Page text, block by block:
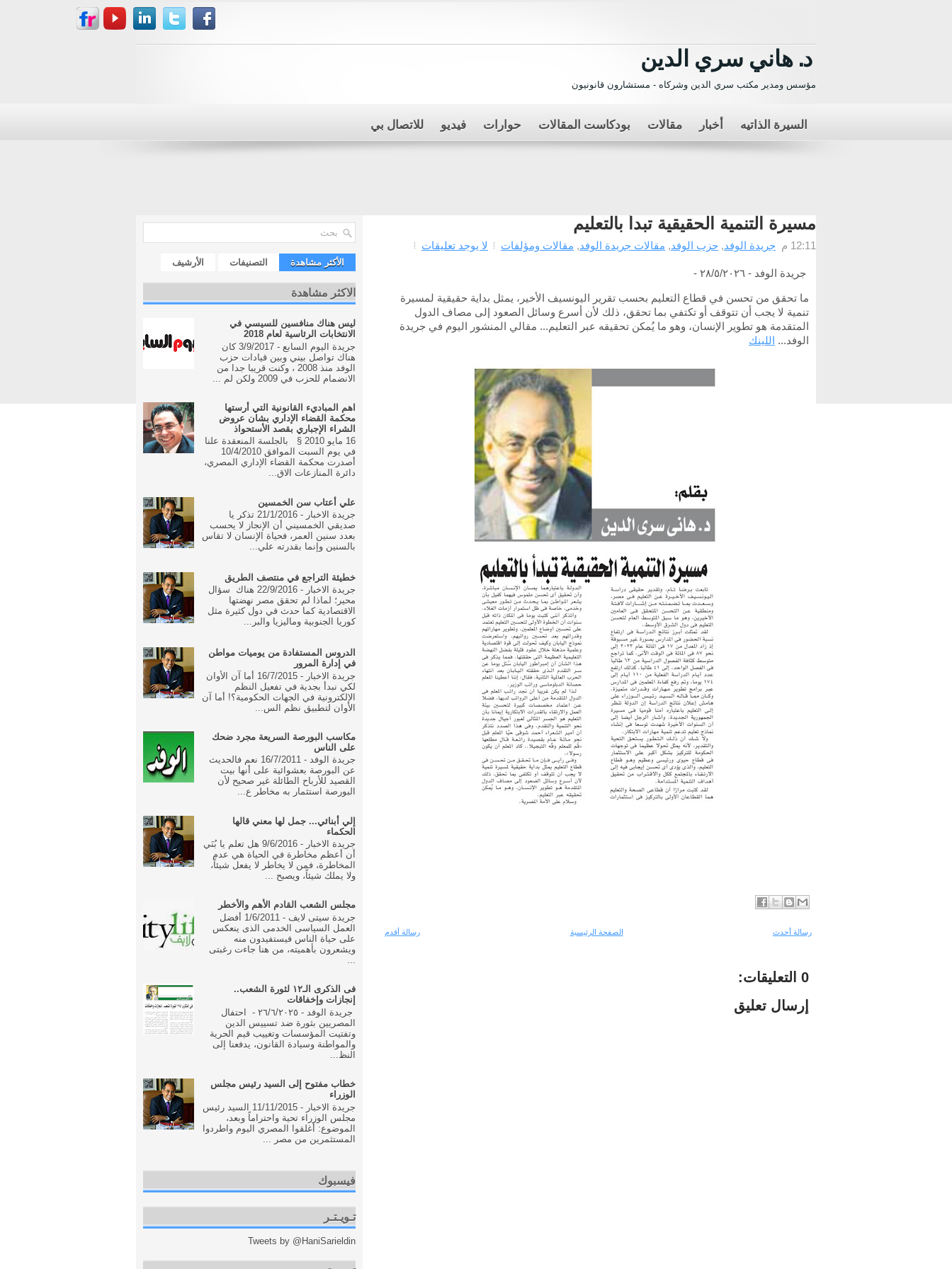
د. هاني سري الدين
مؤسس ومدير مكتب سري الدين وشركاه - مستشارون قانونيون
السيرة الذاتيه أخبار مقالات بودكاست المقالات حوارات فيديو للاتصال بي
مسيرة التنمية الحقيقية تبدأ بالتعليم
12:11 م جريدة الوفد, حزب الوفد, مقالات جريدة الوفد, مقالات ومؤلفات لا يوجد تعليقات
جريدة الوفد - ٢٨/٥/٢٠٢٦ -
ما تحقق من تحسن في قطاع التعليم بحسب تقرير اليونسيف الأخير، يمثل بداية حقيقية لمسيرة
تنمية لا يجب أن تتوقف أو تكتفي بما تحقق، ذلك لأن أسرع وسائل الصعود إلى مصاف الدول
المتقدمة هو تطوير الإنسان، وهو ما يُمكن تحقيقه عبر التعليم... مقالي المنشور اليوم في جريدة
الوفد... اللينك
رسالة أحدث رسالة أقدم الصفحة الرئيسية
0 التعليقات:
إرسال تعليق
الأكثر مشاهدة التصنيفات الأرشيف
الاكثر مشاهدة
ليس هناك منافسين للسيسي في
الانتخابات الرئاسية لعام 2018
جريدة اليوم السابع - 3/9/2017 كان
هناك تواصل بيني وبين قيادات حزب
الوفد منذ 2008 ، وكنت قريبا جدا من
الانضمام للحزب في 2009 ولكن لم ...
اهم المباديء القانونية التي أرستها
محكمة القضاء الإداري بشان عروض
الشراء الإجباري بقصد الأستحواذ
16 مايو 2010 § بالجلسة المنعقدة علنا
في يوم السبت الموافق 10/4/2010
أصدرت محكمة القضاء الإداري المصري،
دائرة المنازعات الاق...
علي أعتاب سن الخمسين
جريدة الاخبار - 21/1/2016 تذكر يا
صديقي الخمسيني أن الإنجاز لا يحسب
بعدد سنين العمر، فحياة الإنسان لا تقاس
بالسنين وإنما بقدرته علي...
خطيئة التراجع في منتصف الطريق
جريدة الاخبار - 22/9/2016 هناك سؤال
محير؛ لماذا لم تحقق مصر نهضتها
الاقتصادية كما حدث في دول كثيرة مثل
كوريا الجنوبية وماليزيا والبر...
الدروس المستفادة من يوميات مواطن
في إدارة المرور
جريدة الاخبار - 16/7/2015 أما آن الأوان
لكي نبدأ بجدية في تفعيل النظم
الإلكترونية في الجهات الحكومية؟! أما آن
الأوان لتطبيق نظم الس...
مكاسب البورصة السريعة مجرد ضحك
على الناس
جريدة الوفد - 16/7/2011 نعم فالحديث
عن البورصة بعشوائية على أنها بيت
القصيد للأرباح الطائلة غير صحيح لأن
البورصة استثمار به مخاطر ع...
إلي أبنائي... جمل لها معني قالها
الحكماء
جريدة الاخبار - 9/6/2016 هل تعلم يا بُنَي
أن أعظم مخاطرة في الحياة هي عدم
المخاطرة، فمن لا يخاطر لا يفعل شيئاً،
ولا يملك شيئاً، ويصبح ...
مجلس الشعب القادم الأهم والأخطر
جريدة سيتى لايف - 1/6/2011 أفضل
العمل السياسى الخدمى الذى ينعكس
على حياة الناس فيستفيدون منه
ويشعرون بأهميته، من هنا جاءت رغبتى
فى الذكرى الـ١٢ لثورة الشعب..
إنجازات وإخفاقات
جريدة الوفد - ٢٦/٦/٢٠٢٥ - احتفال
المصريين بثورة ضد تسييس الدين
وتفتيت المؤسسات وتغييب قيم الحرية
والمواطنة وسيادة القانون، يدفعنا إلى
النظ...
خطاب مفتوح إلى السيد رئيس مجلس
الوزراء
جريدة الاخبار - 11/11/2015 السيد رئيس
مجلس الوزراء تحية واحتراماً وبعد،
الموضوع: أغلقوا المصري اليوم واطردوا
المستثمرين من مصر ...
فيسبوك
تـويـتـر
Tweets by @HaniSarieldin